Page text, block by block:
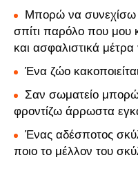
Μπορώ να συνεχίσω
σπίτι παρόλο που μου
και ασφαλιστικά
Ένα ζώο
Σαν σωματείο
φροντίζω άρρωστα
Ένας αδέσποτος
ποιο το μέλλον του